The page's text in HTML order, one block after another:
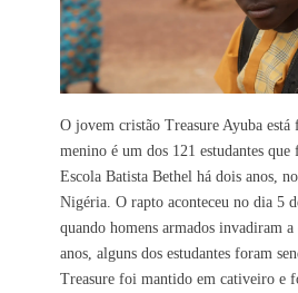
O jovem cristão Treasure Ayuba está
menino é um dos 121 estudantes que
Escola Batista Bethel há dois anos,
Nigéria. O rapto aconteceu no dia 5
quando homens armados invadiram
anos, alguns dos estudantes foram
Treasure foi mantido em cativeiro e